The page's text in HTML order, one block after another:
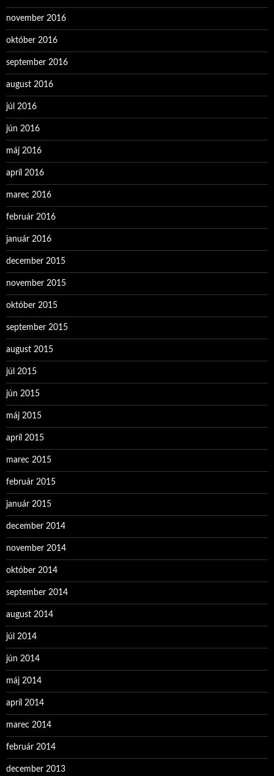
november 2016
október 2016
september 2016
august 2016
júl 2016
jún 2016
máj 2016
apríl 2016
marec 2016
február 2016
január 2016
december 2015
november 2015
október 2015
september 2015
august 2015
júl 2015
jún 2015
máj 2015
apríl 2015
marec 2015
február 2015
január 2015
december 2014
november 2014
október 2014
september 2014
august 2014
júl 2014
jún 2014
máj 2014
apríl 2014
marec 2014
február 2014
december 2013